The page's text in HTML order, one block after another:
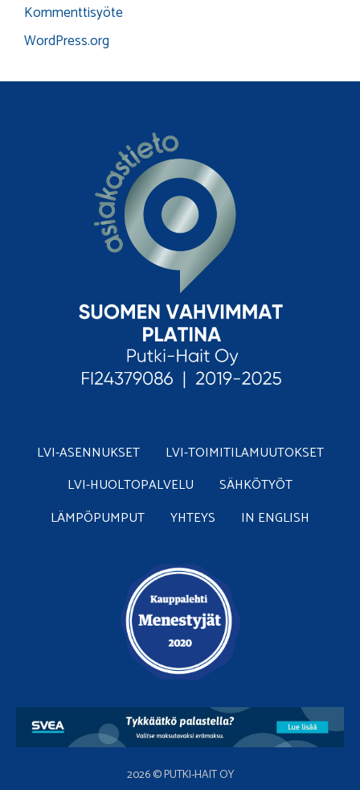
Kommenttisyöte
WordPress.org
LVI-ASENNUKSET
LVI-TOIMITILAMUUTOKSET
LVI-HUOLTOPALVELU
SÄHKÖTYÖT
LÄMPÖPUMPUT
YHTEYS IN ENGLISH
2026 © PUTKI-HAIT OY